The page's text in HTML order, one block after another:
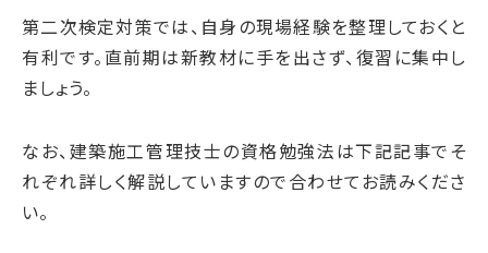
第二次検定対策では、自身の現場経験を整理しておくと
有利です。直前期は新教材に手を出さず、復習に集中し
ましょう。
なお、建築施工管理技士の資格勉強法は下記記事でそ
れぞれ詳しく解説していますので合わせてお読みくださ
い。